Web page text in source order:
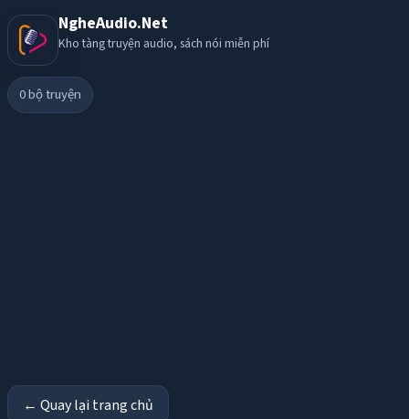
NgheAudio.Net
Kho tàng truyện audio, sách nói miễn phí
0bộ truyện
← Quay lại trang chủ